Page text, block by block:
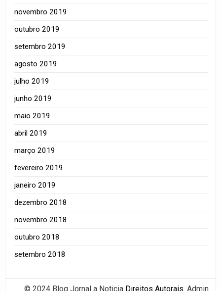
novembro 2019
outubro 2019
setembro 2019
agosto 2019
julho 2019
junho 2019
maio 2019
abril 2019
março 2019
fevereiro 2019
janeiro 2019
dezembro 2018
novembro 2018
outubro 2018
setembro 2018
© 2024 Blog Jornal a Noticia Direitos Autorais. Admin